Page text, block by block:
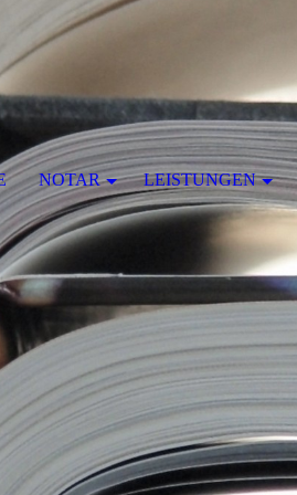
NOTAR LEISTUNGEN